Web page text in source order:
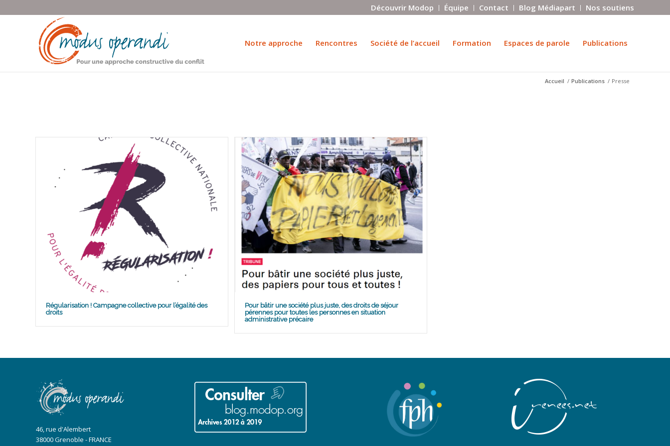
Découvrir Modop Équipe Contact Blog Médiapart Nos soutiens
Notre approche Rencontres Société de l’accueil Formation Espaces de parole Publications
Accueil / Publications / Presse
Régularisation ! Campagne collective pour l’égalité des
droits
Pour bâtir une société plus juste, des droits de séjour
pérennes pour toutes les personnes en situation
administrative précaire
46, rue d'Alembert
38000 Grenoble - FRANCE